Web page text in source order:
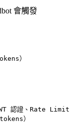
會觸發
）
JWT 認證、Rate
）